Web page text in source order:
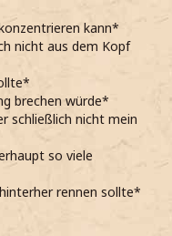
kann*
nicht aus dem Kopf
brechen würde*
schließlich nicht mein
so viele
rennen sollte*